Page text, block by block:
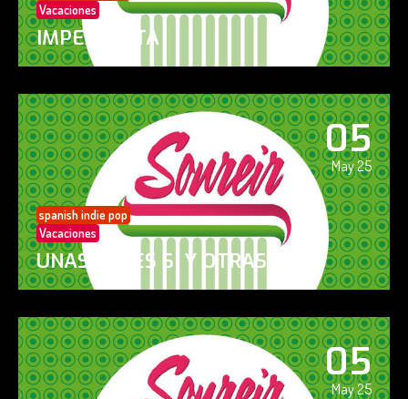
Vacaciones
IMPERFECTA
05
May 25
spanish indie pop
Vacaciones
UNAS VECES SÍ Y OTRAS NO
05
May 25